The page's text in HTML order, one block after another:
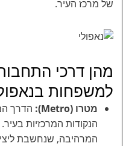
של מרכז העיר.
מהן דרכי
למשפחות
מטרו (Metro):
הדרך
הנקודות המרכזיות
המרהיבה, שנחשבת